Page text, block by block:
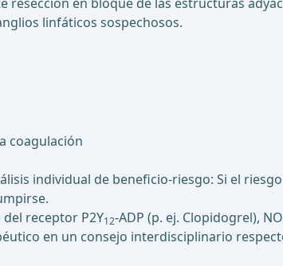
resección en bloque de las estructuras
linfáticos sospechosos.
coagulación
individual de beneficio-riesgo: Si el
receptor P2Y12-ADP (p. ej. Clopidogrel),
en un consejo interdisciplinario